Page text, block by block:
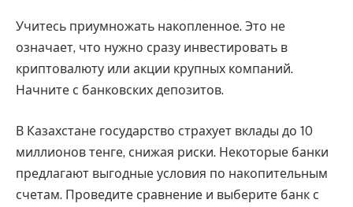
Учитесь приумножать накопленное. Это не
означает, что нужно сразу инвестировать в
криптовалюту или акции крупных компаний.
Начните с банковских депозитов.
В Казахстане государство страхует вклады до 10
миллионов тенге, снижая риски. Некоторые банки
предлагают выгодные условия по накопительным
счетам. Проведите сравнение и выберите банк с